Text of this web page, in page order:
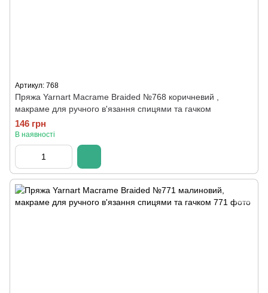
Артикул: 768
Пряжа Yarnart Macrame Braided №768 коричневий ,
макраме для ручного в'язання спицями та гачком
146 грн
В наявності